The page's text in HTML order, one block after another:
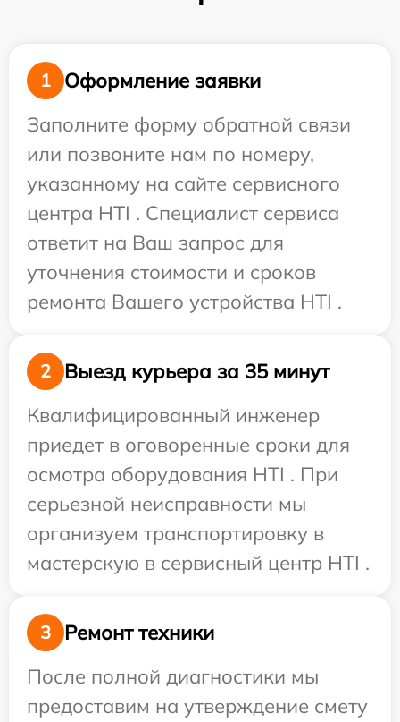
1
Оформление заявки
Заполните форму обратной связи
или позвоните нам по номеру,
указанному на сайте сервисного
центра HTI . Специалист сервиса
ответит на Ваш запрос для
уточнения стоимости и сроков
ремонта Вашего устройства HTI .
2
Выезд курьера за 35 минут
Квалифицированный инженер
приедет в оговоренные сроки для
осмотра оборудования HTI . При
серьезной неисправности мы
организуем транспортировку в
мастерскую в сервисный центр HTI .
3
Ремонт техники
После полной диагностики мы
предоставим на утверждение смету